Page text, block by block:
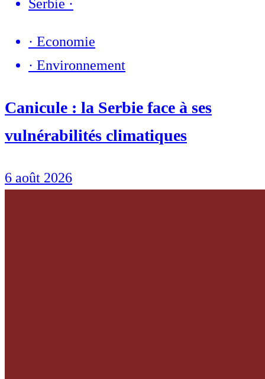
Serbie ·
· Economie
· Environnement
Canicule : la Serbie face à ses
vulnérabilités climatiques
6 août 2026